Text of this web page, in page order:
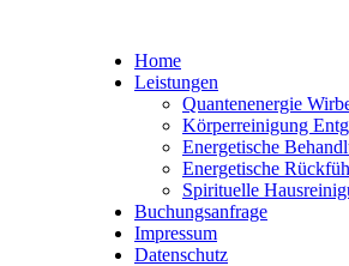
Home
Leistungen
Quantenenergie
Körperreinigung
Energetische
Energetische
Spirituelle
Buchungsanfrage
Impressum
Datenschutz